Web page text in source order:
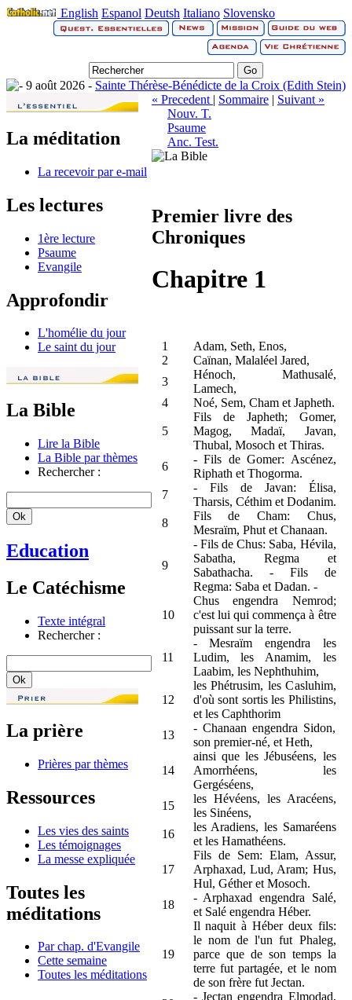
English Espanol Deutsh Italiano Slovensko
9 août 2026 - Sainte Thérèse-Bénédicte de la Croix (Edith Stein)
La méditation
La recevoir par e-mail
Les lectures
1ère lecture
Psaume
Evangile
Approfondir
L'homélie du jour
Le saint du jour
La Bible
Lire la Bible
La Bible par thèmes
Rechercher :
Education
Le Catéchisme
Texte intégral
Rechercher :
La prière
Prières par thèmes
Ressources
Les vies des saints
Les témoignages
La messe expliquée
Toutes les
méditations
Par chap. d'Evangile
Cette semaine
Toutes les méditations
« Precedent | Sommaire | Suivant »
Nouv. T.
Psaume
Anc. Test.
Premier livre des
Chroniques
Chapitre 1
1
Adam, Seth, Enos,
2
Caïnan, Malaléel Jared,
3
Hénoch, Mathusalé,
Lamech,
4
Noé, Sem, Cham et Japheth.
5
Fils de Japheth; Gomer,
Magog, Madaï, Javan,
Thubal, Mosoch et Thiras.
6
- Fils de Gomer: Ascénez,
Riphath et Thogorma.
7
- Fils de Javan: Élisa,
Tharsis, Céthim et Dodanim.
8
Fils de Cham: Chus,
Mesraïm, Phut et Chanaan.
9
- Fils de Chus: Saba, Hévila,
Sabatha, Regma et
Sabathacha. - Fils de
Regma: Saba et Dadan. -
10
Chus engendra Nemrod;
c'est lui qui commença à être
puissant sur la terre.
11
- Mesraïm engendra les
Ludim, les Anamim, les
Laabim, les Nephthuhim,
12
les Phétrusim, les Casluhim,
d'où sont sortis les Philistins,
et les Caphthorim
13
- Chanaan engendra Sidon,
son premier-né, et Heth,
14
ainsi que les Jébuséens, les
Amorrhéens, les
Gergéséens,
15
les Hévéens, les Aracéens,
les Sinéens,
16
les Aradiens, les Samaréens
et les Hamathéens.
17
Fils de Sem: Elam, Assur,
Arphaxad, Lud, Aram; Hus,
Hul, Géther et Mosoch.
18
- Arphaxad engendra Salé,
et Salé engendra Héber.
19
Il naquit à Héber deux fils:
le nom de l'un fut Phaleg,
parce que de son temps la
terre fut partagée, et le nom
de son frère fut Jectan.
- Jectan engendra Elmodad,